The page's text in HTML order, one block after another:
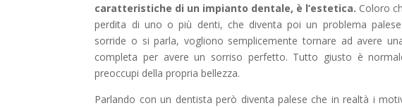
caratteristiche di un impianto dentale, è l’estetica. Coloro
perdita di uno o più denti, che diventa poi un problema
sorride o si parla, vogliono semplicemente tornare ad avere
completa per avere un sorriso perfetto. Tutto giusto è
preoccupi della propria bellezza.
Parlando con un dentista però diventa palese che in realtà i